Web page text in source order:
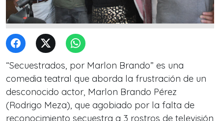
“Secuestrados, por Marlon Brando” es una
comedia teatral que aborda la frustración de un
desconocido actor, Marlon Brando Pérez
(Rodrigo Meza), que agobiado por la falta de
reconocimiento secuestra a 3 rostros de televisión